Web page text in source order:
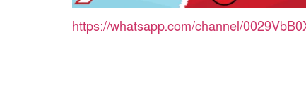
https://whatsapp.com/channel/